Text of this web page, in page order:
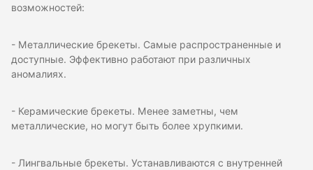
возможностей:
- Металлические брекеты. Самые распространенные и
доступные. Эффективно работают при различных
аномалиях.
- Керамические брекеты. Менее заметны, чем
металлические, но могут быть более хрупкими.
- Лингвальные брекеты. Устанавливаются с внутренней